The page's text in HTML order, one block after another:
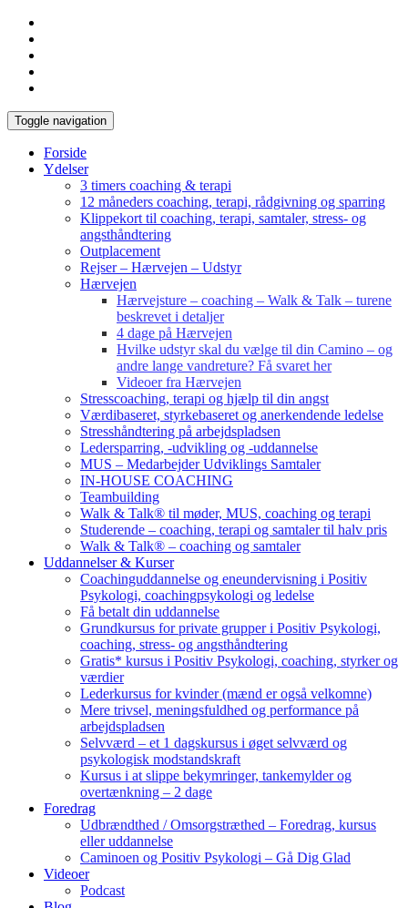
Toggle navigation
Forside
Ydelser
3 timers coaching & terapi
12 måneders coaching, terapi, rådgivning og sparring
Klippekort til coaching, terapi, samtaler, stress- og
angsthåndtering
Outplacement
Rejser – Hærvejen – Udstyr
Hærvejen
Hærvejsture – coaching – Walk & Talk – turene
beskrevet i detaljer
4 dage på Hærvejen
Hvilke udstyr skal du vælge til din Camino – og
andre lange vandreture? Få svaret her
Videoer fra Hærvejen
Stresscoaching, terapi og hjælp til din angst
Værdibaseret, styrkebaseret og anerkendende ledelse
Stresshåndtering på arbejdspladsen
Ledersparring, -udvikling og -uddannelse
MUS – Medarbejder Udviklings Samtaler
IN-HOUSE COACHING
Teambuilding
Walk & Talk® til møder, MUS, coaching og terapi
Studerende – coaching, terapi og samtaler til halv pris
Walk & Talk® – coaching og samtaler
Uddannelser & Kurser
Coachinguddannelse og eneundervisning i Positiv
Psykologi, coachingpsykologi og ledelse
Få betalt din uddannelse
Grundkursus for private grupper i Positiv Psykologi,
coaching, stress- og angsthåndtering
Gratis* kursus i Positiv Psykologi, coaching, styrker og
værdier
Lederkursus for kvinder (mænd er også velkomne)
Mere trivsel, meningsfuldhed og performance på
arbejdspladsen
Selvværd – et 1 dagskursus i øget selvværd og
psykologisk modstandskraft
Kursus i at slippe bekymringer, tankemylder og
overtænkning – 2 dage
Foredrag
Udbrændthed / Omsorgstræthed – Foredrag, kursus
eller uddannelse
Caminoen og Positiv Psykologi – Gå Dig Glad
Videoer
Podcast